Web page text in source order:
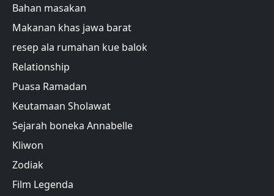
Bahan masakan
Makanan khas jawa barat
resep ala rumahan kue balok
Relationship
Puasa Ramadan
Keutamaan Sholawat
Sejarah boneka Annabelle
Kliwon
Zodiak
Film Legenda